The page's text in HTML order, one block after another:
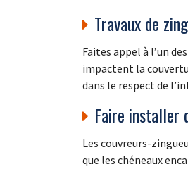
Travaux de
Faites appel à l’un
impactent la
dans le respect de
Faire installer
Les couvreurs-
que les chéneaux